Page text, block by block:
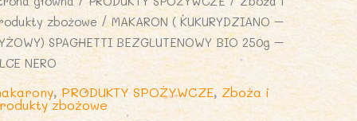
zbożowe/ MAKARON ( KUKURYDZIANO –
SPAGHETTI BEZGLUTENOWY BIO 250g –
NERO
,PRODUKTY SPOŻYWCZE, Zboża i
zbożowe